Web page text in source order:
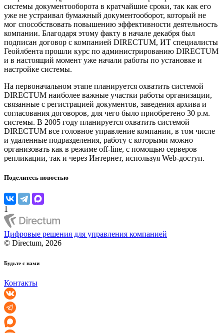
системы документооборота в кратчайшие сроки, так как его
уже не устраивал бумажный документооборот, который не
мог способствовать повышению эффективности деятельность
компании. Благодаря этому факту в начале декабря был
подписан договор с компанией DIRECTUM, ИТ специалисты
Геойлбента прошли курс по администрированию DIRECTUM
и в настоящий момент уже начали работы по установке и
настройке системы.
На первоначальном этапе планируется охватить системой
DIRECTUM наиболее важные участки работы организации,
связанные с регистрацией документов, заведения архива и
согласования договоров, для чего было приобретено 30 р.м.
системы. В 2005 году планируется охватить системой
DIRECTUM все головное управление компании, в том числе
и удаленные подразделения, работу с которыми можно
организовать как в режиме off-line, с помощью серверов
репликации, так и через Интернет, используя Web-доступ.
Поделитесь новостью
1
Цифровые решения для управления компанией
© Directum, 2026
Будьте с нами
Контакты